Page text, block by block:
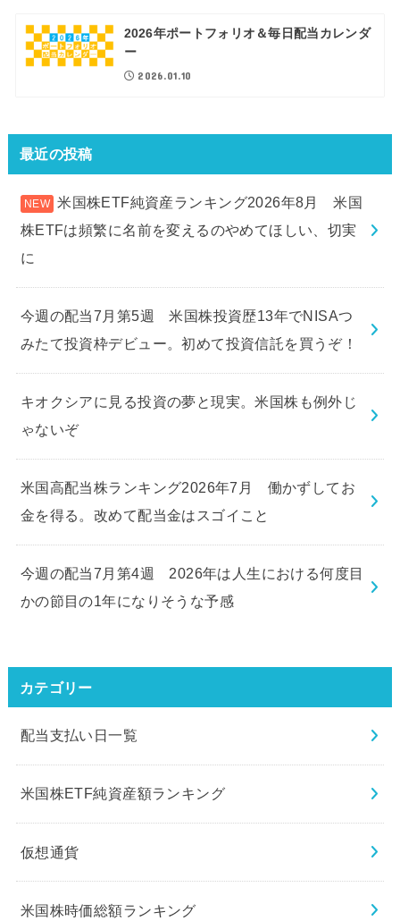
2026年ポートフォリオ＆毎日配当カレンダ
ー
2026.01.10
最近の投稿
米国株ETF純資産ランキング2026年8月 米国
株ETFは頻繁に名前を変えるのやめてほしい、切実
に
今週の配当7月第5週 米国株投資歴13年でNISAつ
みたて投資枠デビュー。初めて投資信託を買うぞ！
キオクシアに見る投資の夢と現実。米国株も例外じ
ゃないぞ
米国高配当株ランキング2026年7月 働かずしてお
金を得る。改めて配当金はスゴイこと
今週の配当7月第4週 2026年は人生における何度目
かの節目の1年になりそうな予感
カテゴリー
配当支払い日一覧
米国株ETF純資産額ランキング
仮想通貨
米国株時価総額ランキング